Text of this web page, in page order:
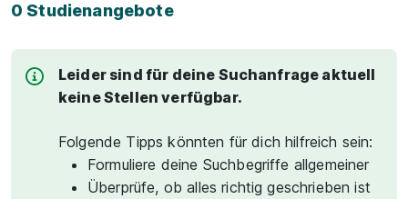
0 Studienangebote
Leider sind für deine Suchanfrage aktuell
keine Stellen verfügbar.
Folgende Tipps könnten für dich hilfreich sein:
Formuliere deine Suchbegriffe allgemeiner
Überprüfe, ob alles richtig geschrieben ist